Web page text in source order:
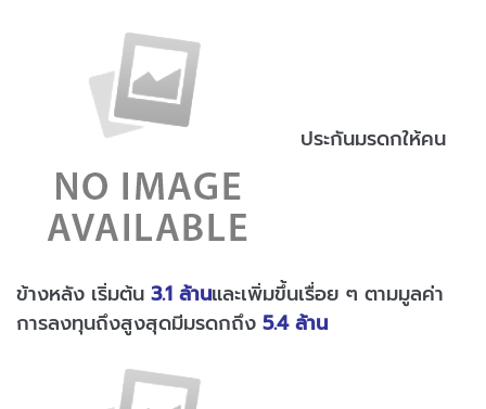
ประกันมรดกให้คน
ข้างหลัง เริ่มต้น 3.1 ล้านและเพิ่มขึ้นเรื่อย ๆ ตามมูลค่า
การลงทุนถึงสูงสุดมีมรดกถึง 5.4 ล้าน